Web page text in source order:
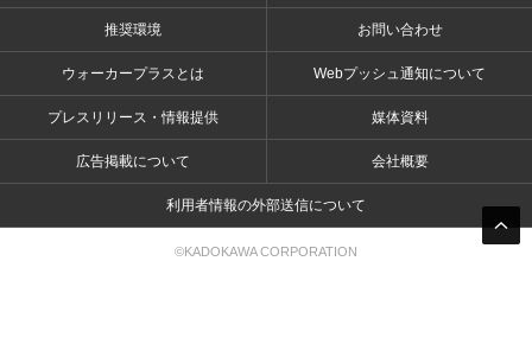
推奨環境 お問い合わせ
ウォーカープラスとは Webプッシュ通知について
プレスリリース・情報提供 媒体資料
広告掲載について 会社概要
利用者情報の外部送信について
©KADOKAWA CORPORATION